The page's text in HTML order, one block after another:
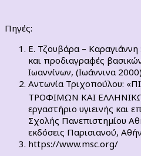
Πηγές:
Ε. Τζουβάρα –
και προδιαγραφές
Ιωαννίνων, (Ιωάννινα
Αντωνία Τριχοπούλου:
ΤΡΟΦΙΜΩΝ ΚΑΙ
εργαστήριο υγιεινής και
Σχολής Πανεπιστημίου
εκδόσεις Παρισιανού,
https://www.msc.org/